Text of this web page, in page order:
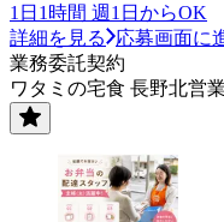
1日1時間 週1日からOK
詳細を見る
応募画面に
業務委託契約
ワタミの宅食 長野北営